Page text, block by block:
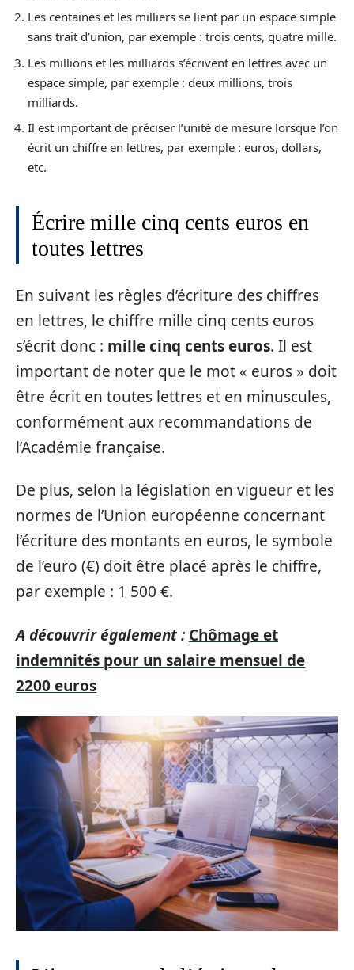
Les centaines et les milliers se lient par un espace simple
sans trait d’union, par exemple : trois cents, quatre mille.
Les millions et les milliards s’écrivent en lettres avec un
espace simple, par exemple : deux millions, trois
milliards.
Il est important de préciser l’unité de mesure lorsque l’on
écrit un chiffre en lettres, par exemple : euros, dollars,
etc.
Écrire mille cinq cents euros en
toutes lettres
En suivant les règles d’écriture des chiffres
en lettres, le chiffre mille cinq cents euros
s’écrit donc : mille cinq cents euros. Il est
important de noter que le mot « euros » doit
être écrit en toutes lettres et en minuscules,
conformément aux recommandations de
l’Académie française.
De plus, selon la législation en vigueur et les
normes de l’Union européenne concernant
l’écriture des montants en euros, le symbole
de l’euro (€) doit être placé après le chiffre,
par exemple : 1 500 €.
A découvrir également : Chômage et
indemnités pour un salaire mensuel de
2200 euros